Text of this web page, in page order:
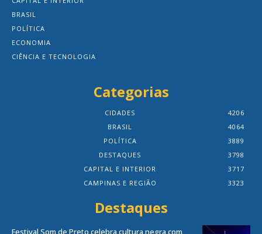
BRASIL
POLÍTICA
ECONOMIA
CIÊNCIA E TECNOLOGIA
Categorias
CIDADES
4206
BRASIL
4064
POLÍTICA
3889
DESTAQUES
3798
CAPITAL E INTERIOR
3717
CAMPINAS E REGIÃO
3323
Destaques
Festival Som de Preto celebra cultura negra com